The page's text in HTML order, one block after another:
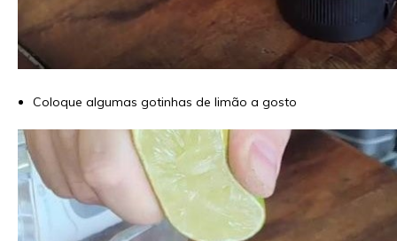
Coloque algumas gotinhas de limão a gosto